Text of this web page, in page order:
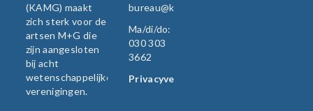
(KAMG) maakt
zich sterk voor de
artsen M+G die
zijn aangesloten
bij acht
wetenschappelijke
verenigingen.
bureau@kamg.nl
Ma/di/do:
030 303
3662
Privacyverklaring